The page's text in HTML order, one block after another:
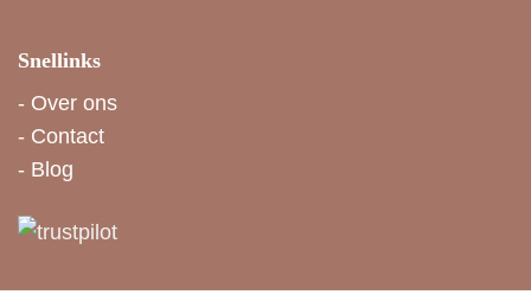
Snellinks
- Over ons
- Contact
- Blog